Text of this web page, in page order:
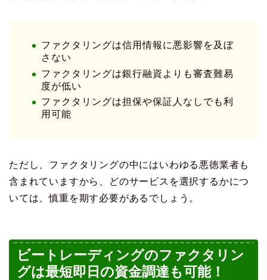
ファクタリングは信用情報に悪影響を及ぼ
さない
ファクタリングは銀行融資よりも審査難易
度が低い
ファクタリングは担保や保証人なしでも利
用可能
ただし、ファクタリングの中にはいわゆる悪徳業者も
含まれていますから、どのサービスを選択するかにつ
いては、慎重を期す必要があるでしょう。
ビートレーディングのファクタリン
グは最短即日の資金調達も可能！